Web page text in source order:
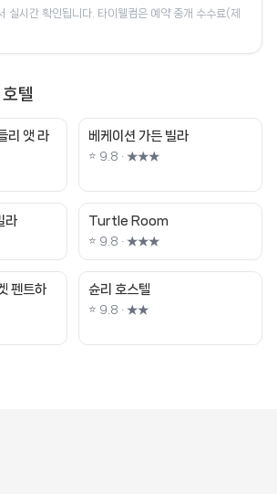
실시간 확인됩니다. 타이웰컴은 예약 중개 수수료(제
텔
리 앳 라
베케이션 가든 빌라
⭐ 9.8 · ★★★
라 Turtle Room
⭐ 9.8 · ★★★
펜트하
슌리 호스텔
⭐ 9.8 · ★★